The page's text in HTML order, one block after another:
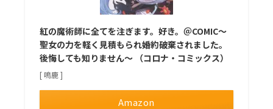
紅の魔術師に全てを注ぎます。好き。＠COMIC～
聖女の力を軽く見積もられ婚約破棄されました。
後悔しても知りません～ （コロナ・コミックス）
[ 鳴鹿 ]
Amazon